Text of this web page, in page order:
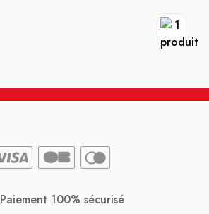
Paiement 100% sécurisé